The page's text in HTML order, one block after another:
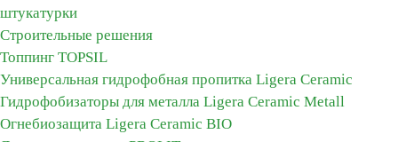
штукатурки
Строительные решения
Топпинг TOPSIL
Универсальная гидрофобная пропитка Ligera Ceramic
Гидрофобизаторы для металла Ligera Ceramic Metall
Огнебиозащита Ligera Ceramic BIO